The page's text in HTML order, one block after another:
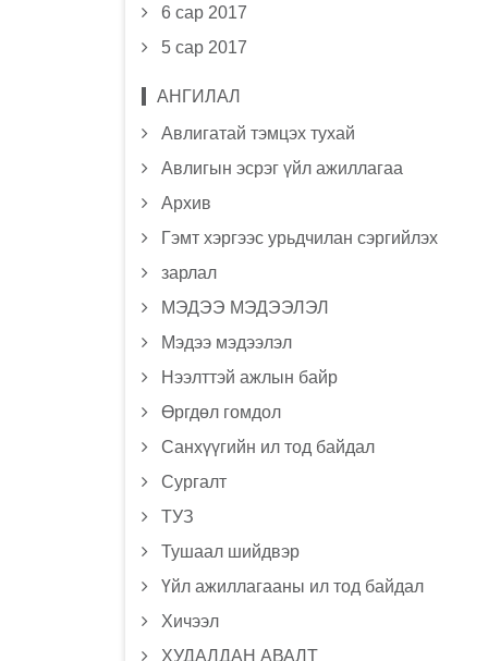
6 сар 2017
5 сар 2017
АНГИЛАЛ
Авлигатай тэмцэх тухай
Авлигын эсрэг үйл ажиллагаа
Архив
Гэмт хэргээс урьдчилан сэргийлэх
зарлал
МЭДЭЭ МЭДЭЭЛЭЛ
Мэдээ мэдээлэл
Нээлттэй ажлын байр
Өргдөл гомдол
Санхүүгийн ил тод байдал
Сургалт
ТУЗ
Тушаал шийдвэр
Үйл ажиллагааны ил тод байдал
Хичээл
ХУДАЛДАН АВАЛТ